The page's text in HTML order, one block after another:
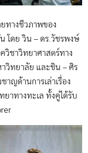
ยทางชีวภาพของ
โดย วิน – ดร.วัชรพงษ์
วิชาวิทยาศาสตร์ทาง
วิทยาลัย และชิน – ศิร
าญด้านการเล่าเรื่อง
าทางทะเล ทั้งคู่ได้รับ